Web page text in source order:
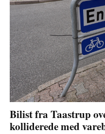
Bilist fra Taastrup
kolliderede med